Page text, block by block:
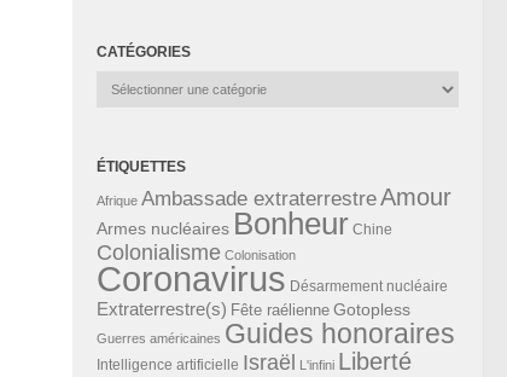
CATÉGORIES
Catégories
ÉTIQUETTES
Afrique Ambassade extraterrestreAmour
Armes nucléaires Bonheur Chine
Colonialisme Colonisation
Coronavirus Désarmement nucléaire
Extraterrestre(s) Fête raélienne Gotopless
Guerres américaines Guides honoraires
Intelligence artificielle Israël L'infini Liberté